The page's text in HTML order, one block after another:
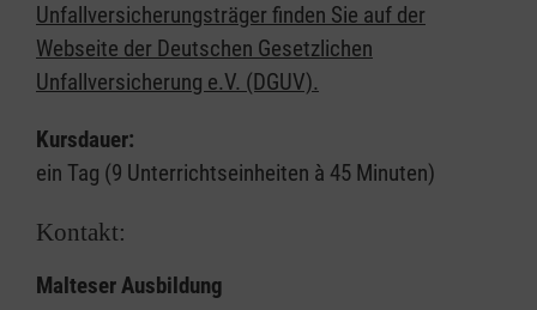
Unfallversicherungsträger finden Sie auf der
Webseite der Deutschen Gesetzlichen
Unfallversicherung e.V. (DGUV).
Kursdauer:
ein Tag (9 Unterrichtseinheiten à 45 Minuten)
Kontakt:
Malteser Ausbildung